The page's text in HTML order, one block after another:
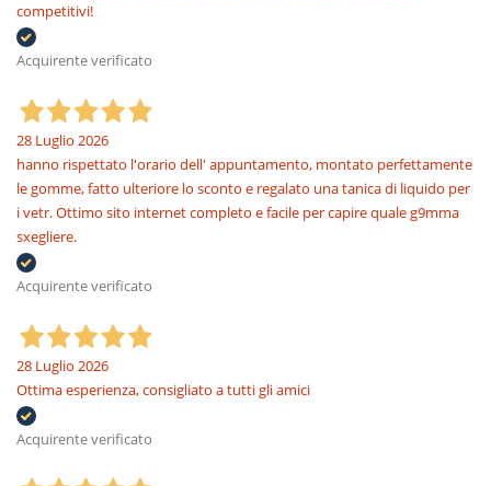
competitivi!
Acquirente verificato
28 Luglio 2026
hanno rispettato l'orario dell' appuntamento, montato perfettamente
le gomme, fatto ulteriore lo sconto e regalato una tanica di liquido per
i vetr. Ottimo sito internet completo e facile per capire quale g9mma
sxegliere.
Acquirente verificato
28 Luglio 2026
Ottima esperienza, consigliato a tutti gli amici
Acquirente verificato